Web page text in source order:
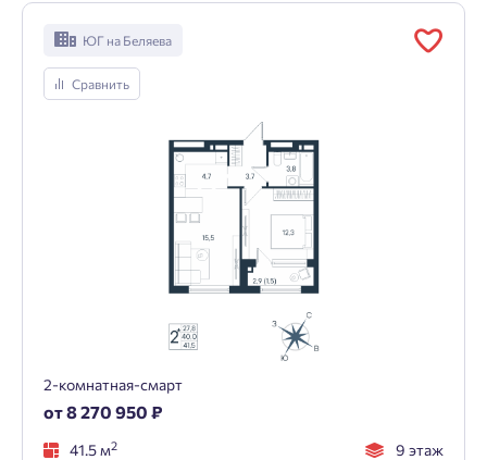
ЮГ на Беляева
Сравнить
2-комнатная-смарт
от 8 270 950 ₽
41.5 м2 9 этаж